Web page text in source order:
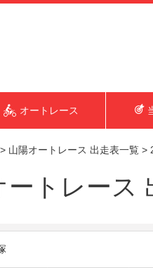
オートレース
> 山陽オートレース 出走表一覧 >
ートレース